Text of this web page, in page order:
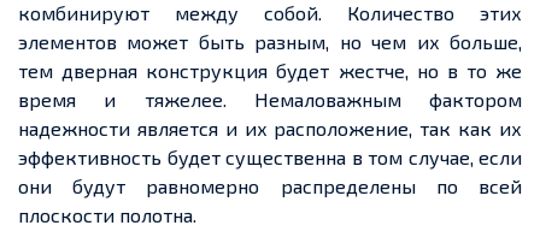
комбинируют между собой. Количество этих
элементов может быть разным, но чем их больше,
тем дверная конструкция будет жестче, но в то же
время и тяжелее. Немаловажным фактором
надежности является и их расположение, так как их
эффективность будет существенна в том случае, если
они будут равномерно распределены по всей
плоскости полотна.